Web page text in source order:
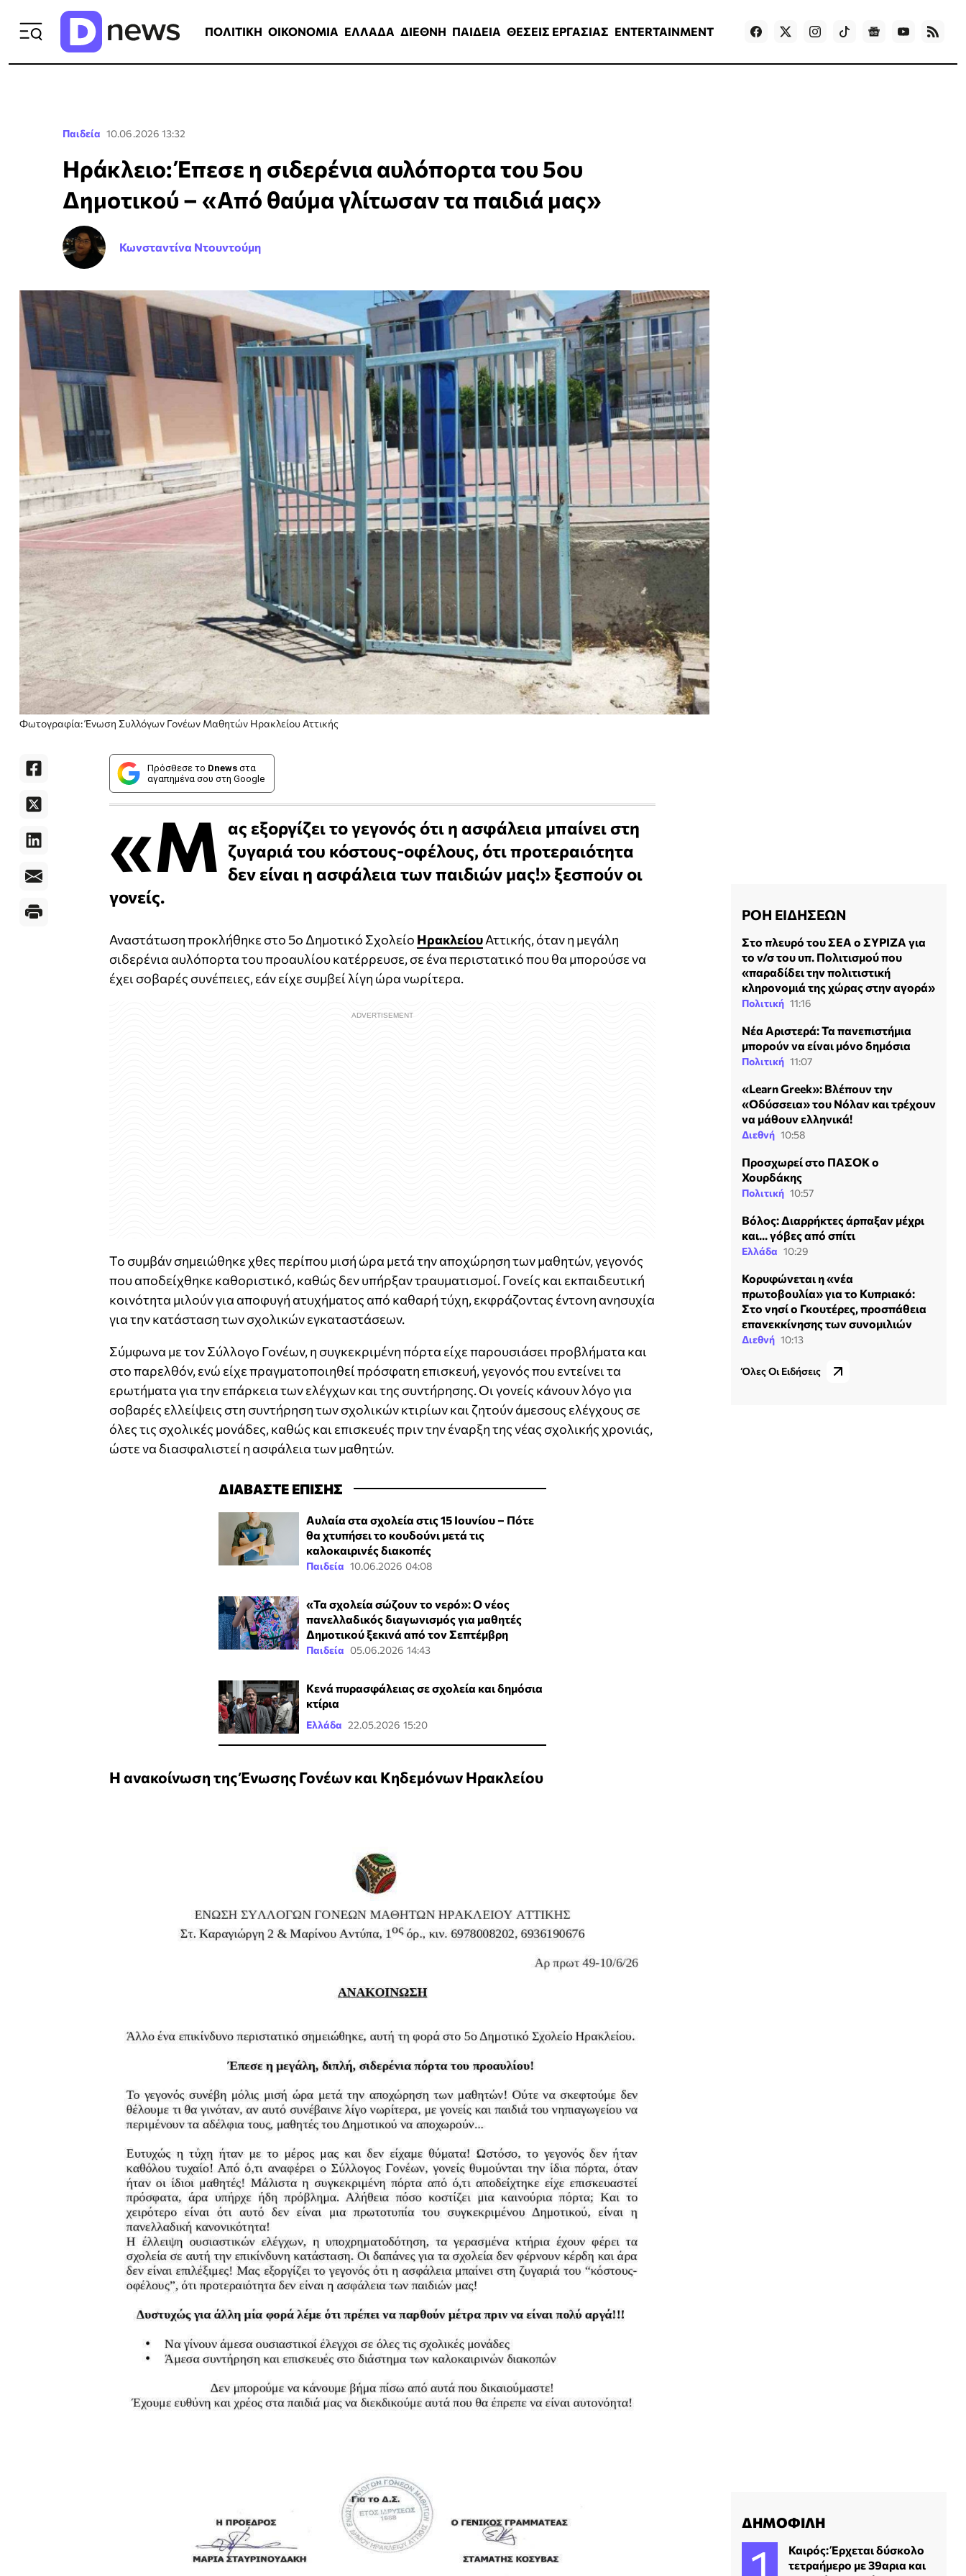
ΠΟΛΙΤΙΚΗ ΟΙΚΟΝΟΜΙΑ ΕΛΛΑΔΑ ΔΙΕΘΝΗ ΠΑΙΔΕΙΑ ΘΕΣΕΙΣ ΕΡΓΑΣΙΑΣ ENTERTAINMENT Games
Παιδεία 10.06.2026 13:32
Ηράκλειο: Έπεσε η σιδερένια αυλόπορτα του 5ου
Δημοτικού – «Από θαύμα γλίτωσαν τα παιδιά μας»
Κωνσταντίνα Ντουντούμη
Φωτογραφία: Ένωση Συλλόγων Γονέων Μαθητών Ηρακλείου Αττικής
Πρόσθεσε το Dnews στα
αγαπημένα σου στη Google
«Μ ας εξοργίζει το γεγονός ότι η ασφάλεια μπαίνει στη
ζυγαριά του κόστους-οφέλους, ότι προτεραιότητα
δεν είναι η ασφάλεια των παιδιών μας!» ξεσπούν οι
γονείς.
Αναστάτωση προκλήθηκε στο 5ο Δημοτικό Σχολείο ΗρακλείουΑττικής, όταν η μεγάλη
σιδερένια αυλόπορτα του προαυλίου κατέρρευσε, σε ένα περιστατικό που θα μπορούσε να
έχει σοβαρές συνέπειες, εάν είχε συμβεί λίγη ώρα νωρίτερα.
Το συμβάν σημειώθηκε χθες περίπου μισή ώρα μετά την αποχώρηση των μαθητών, γεγονός
που αποδείχθηκε καθοριστικό, καθώς δεν υπήρξαν τραυματισμοί. Γονείς και εκπαιδευτική
κοινότητα μιλούν για αποφυγή ατυχήματος από καθαρή τύχη, εκφράζοντας έντονη ανησυχία
για την κατάσταση των σχολικών εγκαταστάσεων.
Σύμφωνα με τον Σύλλογο Γονέων, η συγκεκριμένη πόρτα είχε παρουσιάσει προβλήματα και
στο παρελθόν, ενώ είχε πραγματοποιηθεί πρόσφατη επισκευή, γεγονός που εντείνει τα
ερωτήματα για την επάρκεια των ελέγχων και της συντήρησης. Οι γονείς κάνουν λόγο για
σοβαρές ελλείψεις στη συντήρηση των σχολικών κτιρίων και ζητούν άμεσους ελέγχους σε
όλες τις σχολικές μονάδες, καθώς και επισκευές πριν την έναρξη της νέας σχολικής χρονιάς,
ώστε να διασφαλιστεί η ασφάλεια των μαθητών.
ΔΙΑΒΑΣΤΕ ΕΠΙΣΗΣ
Αυλαία στα σχολεία στις 15 Ιουνίου – Πότε
θα χτυπήσει το κουδούνι μετά τις
καλοκαιρινές διακοπές
Παιδεία 10.06.2026 04:08
«Τα σχολεία σώζουν το νερό»: Ο νέος
πανελλαδικός διαγωνισμός για μαθητές
Δημοτικού ξεκινά από τον Σεπτέμβρη
Παιδεία 05.06.2026 14:43
Κενά πυρασφάλειας σε σχολεία και δημόσια
κτίρια
Ελλάδα 22.05.2026 15:20
Η ανακοίνωση της Ένωσης Γονέων και Κηδεμόνων Ηρακλείου
ΡΟΗ ΕΙΔΗΣΕΩΝ
Στο πλευρό του ΣΕΑ ο ΣΥΡΙΖΑ για
το ν/σ του υπ. Πολιτισμού που
«παραδίδει την πολιτιστική
κληρονομιά της χώρας στην αγορά»
Πολιτική 11:16
Νέα Αριστερά: Τα πανεπιστήμια
μπορούν να είναι μόνο δημόσια
Πολιτική 11:07
«Learn Greek»: Βλέπουν την
«Οδύσσεια» του Νόλαν και τρέχουν
να μάθουν ελληνικά!
Διεθνή 10:58
Προσχωρεί στο ΠΑΣΟΚ ο
Χουρδάκης
Πολιτική 10:57
Βόλος: Διαρρήκτες άρπαξαν μέχρι
και... γόβες από σπίτι
Ελλάδα 10:29
Κορυφώνεται η «νέα
πρωτοβουλία» για το Κυπριακό:
Στο νησί ο Γκουτέρες, προσπάθεια
επανεκκίνησης των συνομιλιών
Διεθνή 10:13
Όλες Οι Ειδήσεις
ΔΗΜΟΦΙΛΗ
Καιρός: Έρχεται δύσκολο
τετραήμερο με 39αρια και